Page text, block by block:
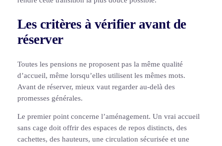
Les critères à vérifier avant de
réserver
Toutes les pensions ne proposent pas la même qualité
d’accueil, même lorsqu’elles utilisent les mêmes mots.
Avant de réserver, mieux vaut regarder au-delà des
promesses générales.
Le premier point concerne l’aménagement. Un vrai accueil
sans cage doit offrir des espaces de repos distincts, des
cachettes, des hauteurs, une circulation sécurisée et une